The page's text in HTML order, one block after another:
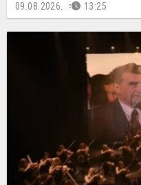
09.08.2026. 13:25